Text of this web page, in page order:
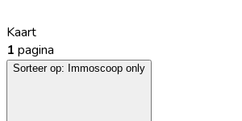
Kaart
1 pagina
Sorteer op: Immoscoop only